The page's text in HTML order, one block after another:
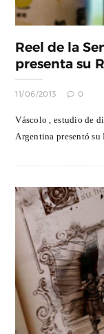
Reel de la
presenta su
11/06/2013 0
Váscolo , estudio de
Argentina presentó su